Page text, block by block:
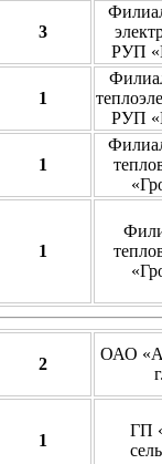
3
РУП
1
РУП
1
1
2
ОАО
1
ГП